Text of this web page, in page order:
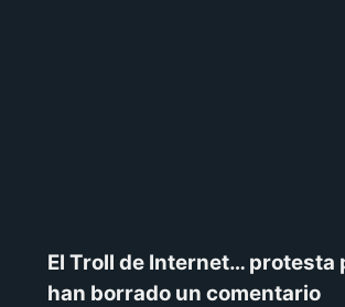
El Troll de Internet… protesta
han borrado un comentario